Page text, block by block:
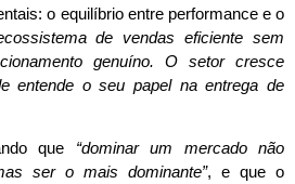
o equilíbrio entre performance e o
de vendas eficiente sem
genuíno. O setor cresce
entende o seu papel na entrega de
que “dominar um mercado não
ser o mais dominante”, e que o